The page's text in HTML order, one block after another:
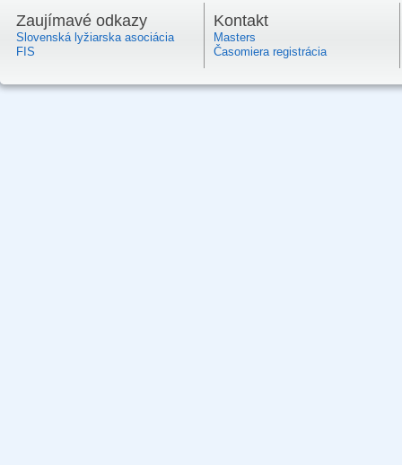
Zaujímavé odkazy
Slovenská lyžiarska asociácia
FIS
Kontakt
Masters
Časomiera registrácia